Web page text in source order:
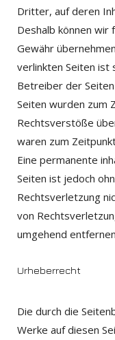
Dritter, auf deren
Deshalb können wir
Gewähr
verlinkten Seiten
Betreiber der
Seiten wurden zum
Rechtsverstöße
waren zum
Eine permanente
Seiten ist jedoch
Rechtsverletzung
von
umgehend
Urheberrecht
Die durch die
Werke auf diesen